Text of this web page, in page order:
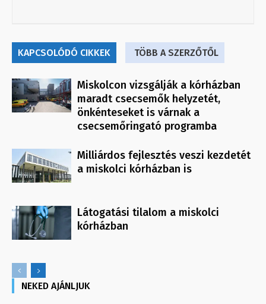
KAPCSOLÓDÓ CIKKEK TÖBB A SZERZŐTŐL
Miskolcon vizsgálják a kórházban
maradt csecsemők helyzetét,
önkénteseket is várnak a
csecsemőringató programba
Milliárdos fejlesztés veszi kezdetét
a miskolci kórházban is
Látogatási tilalom a miskolci
kórházban
NEKED AJÁNLJUK